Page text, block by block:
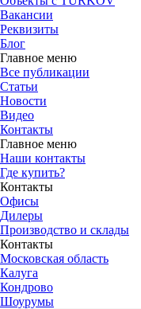
Вакансии
Реквизиты
Блог
Главное меню
Все публикации
Статьи
Новости
Видео
Контакты
Главное меню
Наши контакты
Где купить?
Контакты
Офисы
Дилеры
Производство и склады
Контакты
Московская область
Калуга
Кондрово
Шоурумы